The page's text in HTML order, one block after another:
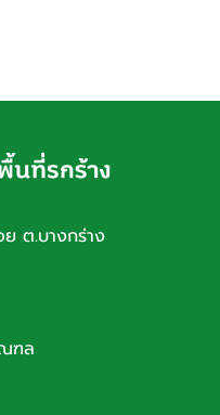
ต.บางกร่าง
ฑล